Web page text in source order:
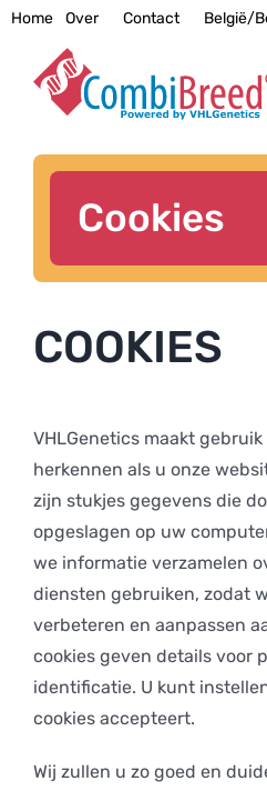
Ga
inhoud
Home Over Contact België/
Cookies
COOKIES
VHLGenetics maakt
herkennen als u onze
zijn stukjes gegevens die
opgeslagen op uw
we informatie verzamelen
diensten gebruiken, zodat
verbeteren en aanpassen
cookies geven details voor
identificatie. U kunt
cookies accepteert.
Wij zullen u zo goed en